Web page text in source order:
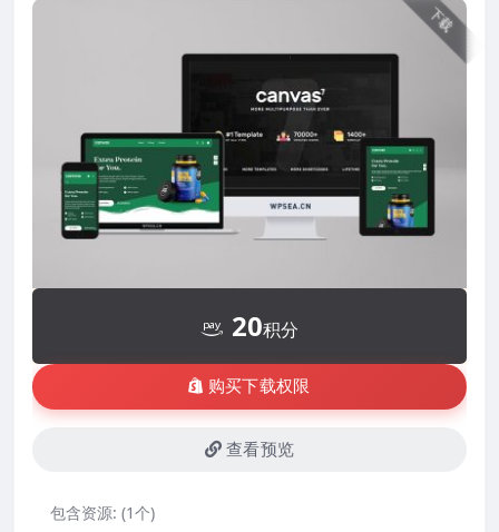
下载
20积分
购买下载权限
查看预览
包含资源: (1个)